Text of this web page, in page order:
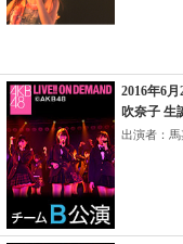
2016年6
吹奈子 生
出演者：馬